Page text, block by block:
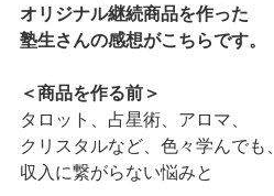
オリジナル継続商品を作った
塾生さんの感想がこちらです。
＜商品を作る前＞
タロット、占星術、アロマ、
クリスタルなど、色々学んでも、
収入に繋がらない悩みと